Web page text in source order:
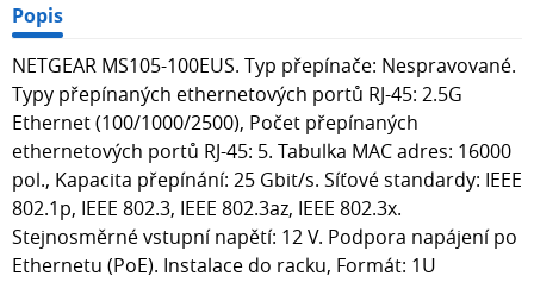
Popis
NETGEAR MS105-100EUS. Typ přepínače: Nespravované.
Typy přepínaných ethernetových portů RJ-45: 2.5G
Ethernet (100/1000/2500), Počet přepínaných
ethernetových portů RJ-45: 5. Tabulka MAC adres: 16000
pol., Kapacita přepínání: 25 Gbit/s. Síťové standardy: IEEE
802.1p, IEEE 802.3, IEEE 802.3az, IEEE 802.3x.
Stejnosměrné vstupní napětí: 12 V. Podpora napájení po
Ethernetu (PoE). Instalace do racku, Formát: 1U